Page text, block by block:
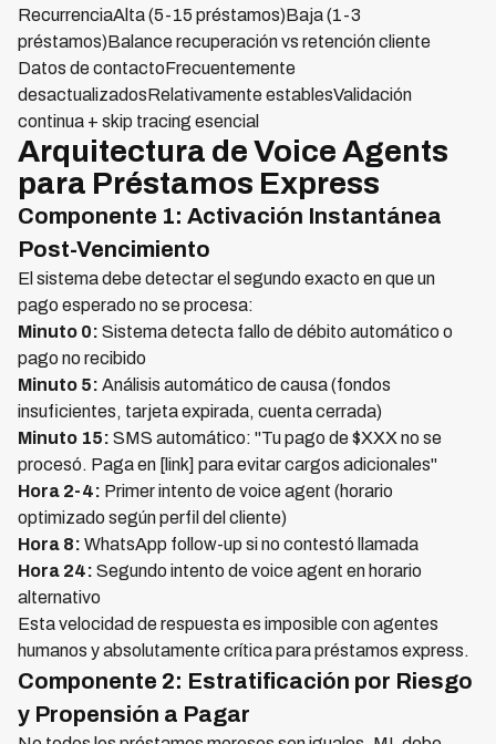
RecurrenciaAlta (5-15 préstamos)Baja (1-3
préstamos)Balance recuperación vs retención cliente
Datos de contactoFrecuentemente
desactualizadosRelativamente establesValidación
continua + skip tracing esencial
Arquitectura de Voice Agents
para Préstamos Express
Componente 1: Activación Instantánea
Post-Vencimiento
El sistema debe detectar el segundo exacto en que un
pago esperado no se procesa:
Minuto 0: Sistema detecta fallo de débito automático o
pago no recibido
Minuto 5: Análisis automático de causa (fondos
insuficientes, tarjeta expirada, cuenta cerrada)
Minuto 15: SMS automático: "Tu pago de $XXX no se
procesó. Paga en [link] para evitar cargos adicionales"
Hora 2-4: Primer intento de voice agent (horario
optimizado según perfil del cliente)
Hora 8: WhatsApp follow-up si no contestó llamada
Hora 24: Segundo intento de voice agent en horario
alternativo
Esta velocidad de respuesta es imposible con agentes
humanos y absolutamente crítica para préstamos express.
Componente 2: Estratificación por Riesgo
y Propensión a Pagar